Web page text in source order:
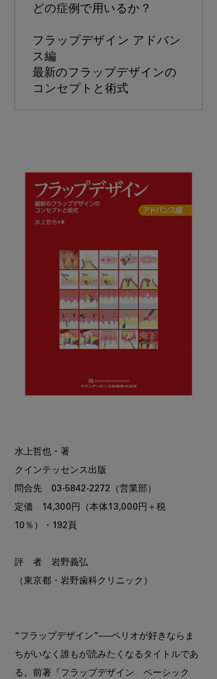
どの症例で用いるか？
フラップデザイン アドバン
ス編
最新のフラップデザインの
水上哲也・著
クインテッセンス出版
問合先　03-5842-2272（営業部）
定価　14,300円（本体13,000円＋税
10％）・192頁
評　者　岩野義弘
（東京都・岩野歯科クリニック）
“フラップデザイン”──ペリオが好きならま
ちがいなく誰もが読みたくなるタイトルであ
る。前著『フラップデザイン　ベーシック